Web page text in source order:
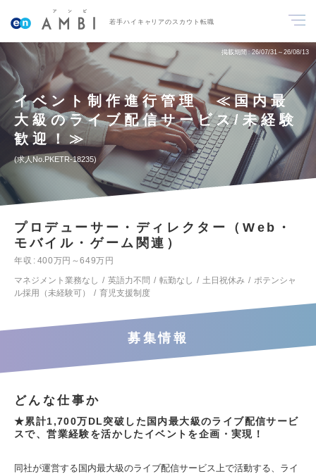
若手ハイキャリアのスカウト転職
掲載期間 26/07/31～26/08/13
イベント制作進行管理 ≪国内最
大級のライブ配信サービス/未経験
歓迎！≫
求人No.PKETR-18235
プロデューサー・ディレクター（Web・
モバイル・ゲーム関連）
年収
400万円～649万円
マネジメント業務なし
英語力不問 転勤なし 土日祝休み
ポテンシャ
ル採用（未経験可）
育児支援制度
募集情報
どんな仕事か
★累計1,700万DL突破した国内最大級のライブ配信サービ
スで、営業経験を活かしたイベントを企画・実現！
同社が運営する国内最大級のライブ配信サービス上で活動する、ライ